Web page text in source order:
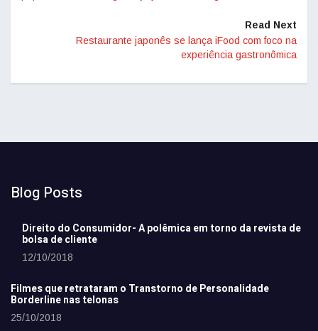
Read Next
Restaurante japonês se lança iFood com foco na
experiência gastronômica
Blog Posts
Direito do Consumidor- A polêmica em torno da revista de
bolsa de cliente
12/10/2018
Filmes que retrataram o Transtorno de Personalidade
Borderline nas telonas
25/10/2018